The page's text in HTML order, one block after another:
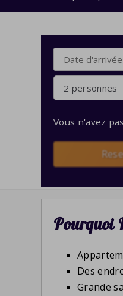
2 personnes
Vous n'avez
Pourquoi
Des
Grande